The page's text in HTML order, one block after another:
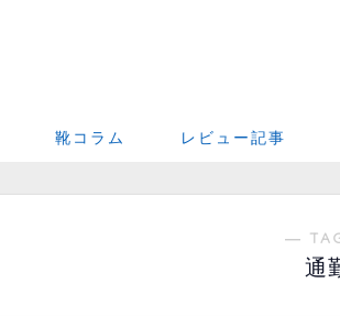
靴コラム レビュー記事
―
通